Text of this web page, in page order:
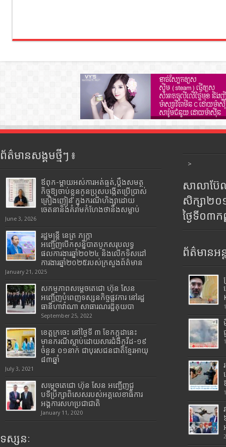
ព័ត៌មានសង្គមថ្មីៗ ៖
ឪពុក-ម្ដាយអស់ការអត់ធ្មត់,ប្ដឹងសមត្ថ
កិច្ចឱ្យចាប់ខ្លួនកូនប្រុសបង្កើតប្រើប្រាស់
គ្រឿងញៀន ក្នុងករណីហិង្សាដោយ
ចេតនានិងគំរាមកំហែងថានឹងសម្លាប់
June 3, 2026
រដ្ឋមន្រ្តី​ នេត្រ​ ភក្ត្រា​
អញ្ជើញបើកសន្និបាតបូកសរុបលទ្ធ
ផលការងារឆ្នាំ២០២៤ និងលើកទិសដៅ
ការងារឆ្នាំ២០២៥របស់​ក្រសួង​ព័ត៌មាន​
January 21, 2025
សកម្មភាពសម្តេចតេជោ ហ៊ុន សែន
អញ្ជើញបំពេញទស្សនកិច្ចផ្លូវការ នៅរដ្ឋ
ធានីហាវ៉ាណា សាធារណរដ្ឋគុយបា
September 25, 2022
ខេត្តក្រចេះ នៅថ្ងៃទី ៣ ខែកក្កដានេះ
មានករណីស្លាប់ដោយសារជំងឺកូវីដ-១៩
ចំនួន ០១នាក់ ជាបុរសជនជាតិខ្មែរអាយុ
៨៣ឆ្នាំ
July 3, 2021
សម្តេចតេជោ ហ៊ុន សែន អញ្ជើញជួ
បទីប្រឹក្សាពិសេសរបស់អគ្គលេខាធិការ
អង្គការសហប្រជាជាតិ
January 11, 2020
ទស្សនៈ
>
សាលាប៊ែ
សិក្សា២
ថ្ងៃទី០៣
ព័ត៌មានអន្